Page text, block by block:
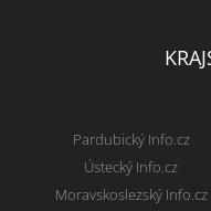
Pardubický Info.cz
Ústecký Info.cz
Moravskoslezský Info.cz